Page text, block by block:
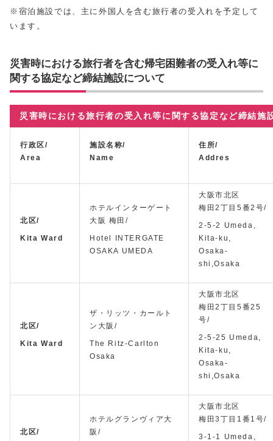
※宿泊施設では、主に外国人を含む旅行者の受入れを予定して
います。
災害時における旅行者を含む帰宅困難者の受入れ等に
関する協定など締結施設について
災害時における旅行者の受入れ等に関する協定など締結施
行政区/
Area
施設名称/
Name
住所/
Addres
北区/
Kita Ward
ホテルインターゲート
大阪 梅田/
Hotel INTERGATE
OSAKA UMEDA
大阪市北区
梅田2丁目5番2号/
2-5-2 Umeda,
Kita-ku,
Osaka-
shi,Osaka
北区/
Kita Ward
ザ・リッツ・カールト
ン大阪/
The Ritz-Carlton
Osaka
大阪市北区
梅田2丁目5番25
号/
2-5-25 Umeda,
Kita-ku,
Osaka-
shi,Osaka
北区/
ホテルグランヴィア大
阪/
大阪市北区
梅田3丁目1番1号/
3-1-1 Umeda,